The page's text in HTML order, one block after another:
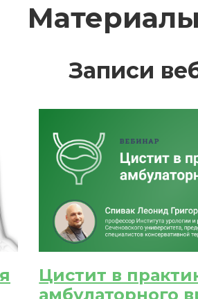
Записи
Цистит в
амбулаторного
Подтвердите